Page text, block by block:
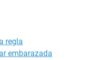
regla
embarazada